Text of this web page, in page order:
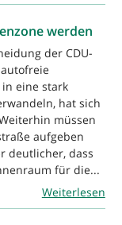
werden
der CDU-
eine stark
hat sich
müssen
aufgeben
deutlicher, dass
für die...
Weiterlesen